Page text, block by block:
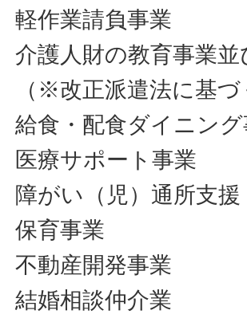
軽作業請負事業
介護人財の教育事業
（※改正派遣法に基
給食・配食ダイニング
医療サポート事業
障がい（児）通所支
保育事業
不動産開発事業
結婚相談仲介業